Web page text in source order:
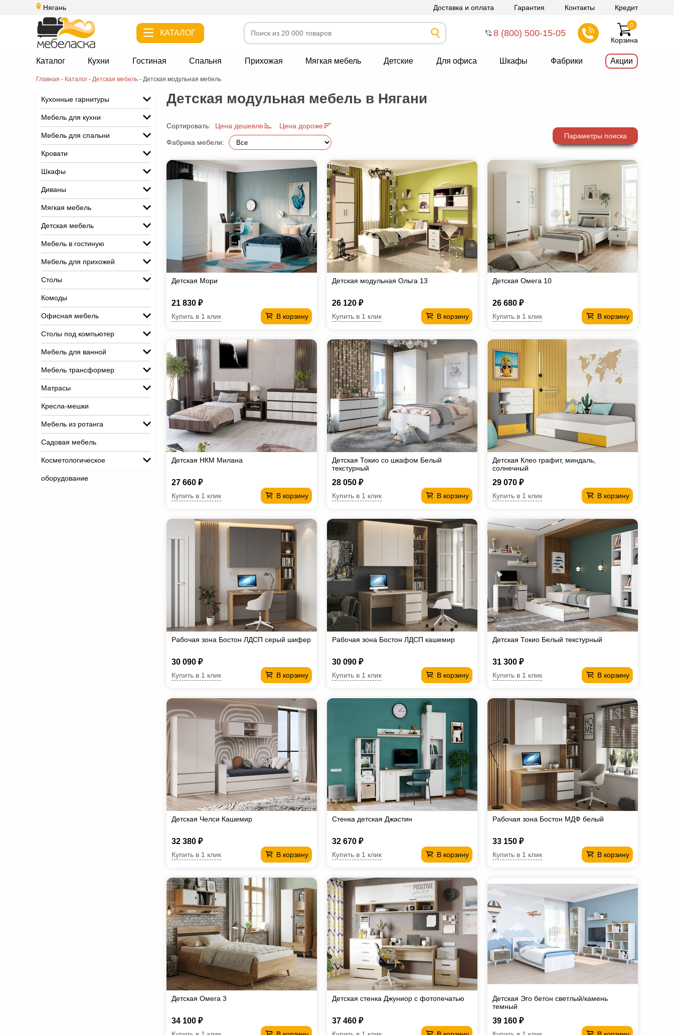
Нягань Доставка и оплата Гарантия Контакты Кредит
КАТАЛОГ 8 (800) 500-15-05
Корзина
0
Каталог Кухни Гостиная Спальня Прихожая Мягкая мебель Детские Для офиса Шкафы Фабрики Акции
Главная - Каталог - Детская мебель - Детская модульная мебель
Кухонные гарнитуры
Мебель для кухни
Мебель для спальни
Кровати
Шкафы
Диваны
Мягкая мебель
Детская мебель
Мебель в гостиную
Мебель для прихожей
Столы
Комоды
Офисная мебель
Столы под компьютер
Мебель для ванной
Мебель трансформер
Матрасы
Кресла-мешки
Мебель из ротанга
Садовая мебель
Косметологическое
оборудование
Детская модульная мебель в Нягани
Сортировать: Цена дешевле Цена дороже
Фабрика мебели:
Параметры поиска
Детская Мори
21 830 ₽
В корзину
Купить в 1 клик
Детская модульная Ольга 13
26 120 ₽
В корзину
Купить в 1 клик
Детская Омега 10
26 680 ₽
В корзину
Купить в 1 клик
Детская НКМ Милана
27 660 ₽
В корзину
Купить в 1 клик
Детская Токио со шкафом Белый
текстурный
28 050 ₽
В корзину
Купить в 1 клик
Детская Клео графит, миндаль,
солнечный
29 070 ₽
В корзину
Купить в 1 клик
Рабочая зона Бостон ЛДСП серый шифер
30 090 ₽
В корзину
Купить в 1 клик
Рабочая зона Бостон ЛДСП кашемир
30 090 ₽
В корзину
Купить в 1 клик
Детская Токио Белый текстурный
31 300 ₽
В корзину
Купить в 1 клик
Детская Челси Кашемир
32 380 ₽
В корзину
Купить в 1 клик
Стенка детская Джастин
32 670 ₽
В корзину
Купить в 1 клик
Рабочая зона Бостон МДФ белый
33 150 ₽
В корзину
Купить в 1 клик
Детская Омега 3
34 100 ₽
Детская стенка Джуниор с фотопечатью
37 460 ₽
Детская Эго бетон светлый/камень
темный
39 160 ₽